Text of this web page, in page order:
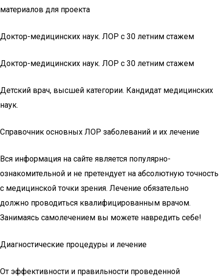
материалов для проекта
Доктор-медицинских наук. ЛОР с 30 летним стажем
Доктор-медицинских наук. ЛОР с 30 летним стажем
Детский врач, высшей категории. Кандидат медицинских
наук.
Справочник основных ЛОР заболеваний и их лечение
Вся информация на сайте является популярно-
ознакомительной и не претендует на абсолютную точность
с медицинской точки зрения. Лечение обязательно
должно проводиться квалифицированным врачом.
Занимаясь самолечением вы можете навредить себе!
Диагностические процедуры и лечение
От эффективности и правильности проведенной